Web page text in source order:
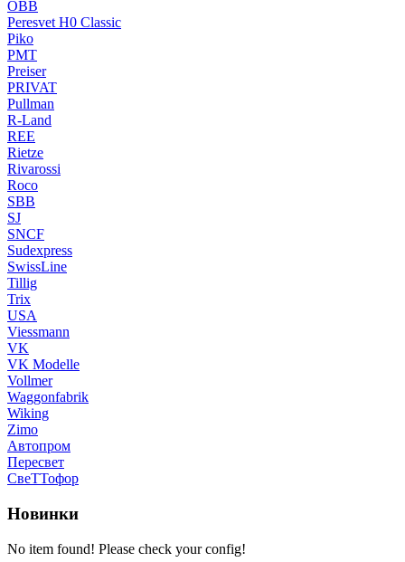
OBB
Peresvet H0 Classic
Piko
PMT
Preiser
PRIVAT
Pullman
R-Land
REE
Rietze
Rivarossi
Roco
SBB
SJ
SNCF
Sudexpress
SwissLine
Tillig
Trix
USA
Viessmann
VK
VK Modelle
Vollmer
Waggonfabrik
Wiking
Zimo
Автопром
Пересвет
СвеТТофор
Новинки
No item found! Please check your config!